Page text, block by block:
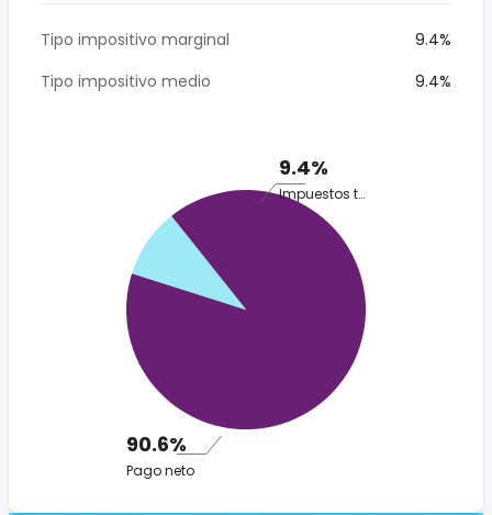
Tipo impositivo marginal
9.4%
Tipo impositivo medio
9.4%
9.4%
Impuestos totales
90.6%
Pago neto